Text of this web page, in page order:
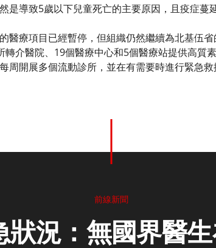
是導致5歲以下兒童死亡的主要原因，且疫症蔓延
醫療項目已經暫停，但組織仍然繼續為北基伍
介醫院、19個醫療中心和5個醫療站提供高質
周開展多個流動診所，並在有需要時進行緊急救
前線新聞
狀況：無國界醫